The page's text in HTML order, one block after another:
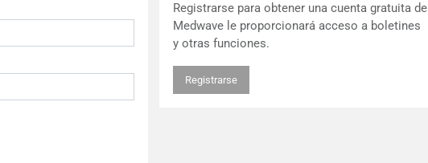
Registrarse para obtener una cuenta gratuita de
Medwave le proporcionará acceso a boletines
y otras funciones.
Registrarse